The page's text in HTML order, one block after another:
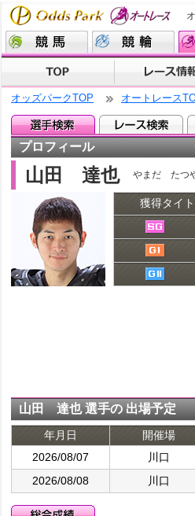
オッズパークTOP オートレース
プロフィール
山田 達也 やまだ たつ
獲得タイ
山田 達也 選手の 出場予定
年月日 開催場
2026/08/07
川口
2026/08/08
川口